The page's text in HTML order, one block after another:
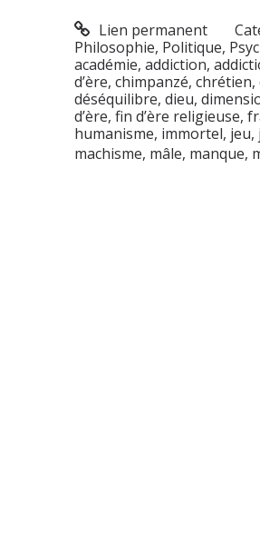
Lien permanent
Philosophie, Politique,
académie, addiction,
d’ère, chimpanzé, chrétien,
déséquilibre, dieu,
d’ère, fin d’ère religieuse,
humanisme, immortel, jeu,
machisme, mâle, manque,